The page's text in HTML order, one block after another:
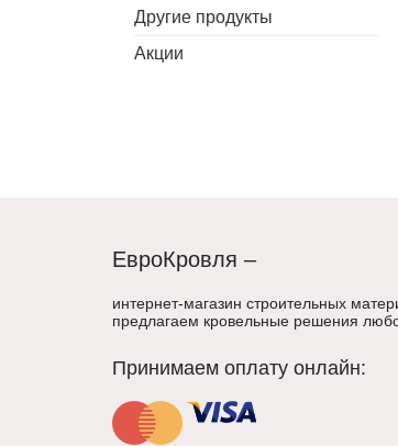
Другие продукты
Акции
ЕвроКровля –
интернет-магазин строительных
предлагаем кровельные решения
Принимаем оплату онлайн: